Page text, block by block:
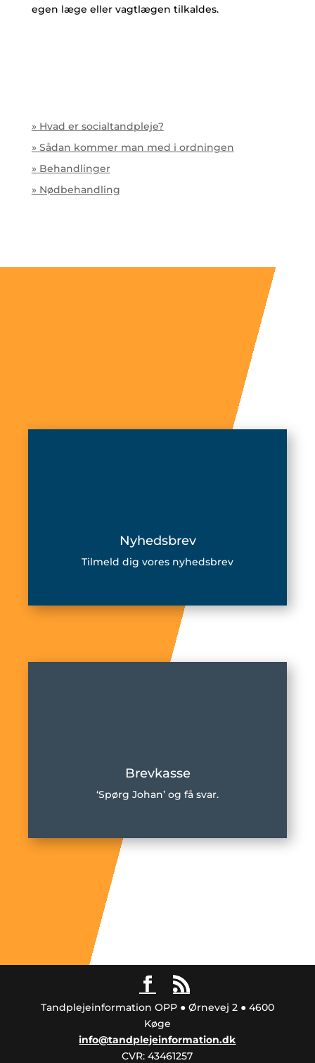
egen læge eller vagtlægen tilkaldes.
» Hvad er socialtandpleje?
» Sådan kommer man med i ordningen
» Behandlinger
» Nødbehandling
Nyhedsbrev
Tilmeld dig vores nyhedsbrev
Brevkasse
‘Spørg Johan’ og få svar.
Tandplejeinformation OPP ● Ørnevej 2 ● 4600
Køge
info@tandplejeinformation.dk
CVR: 43461257